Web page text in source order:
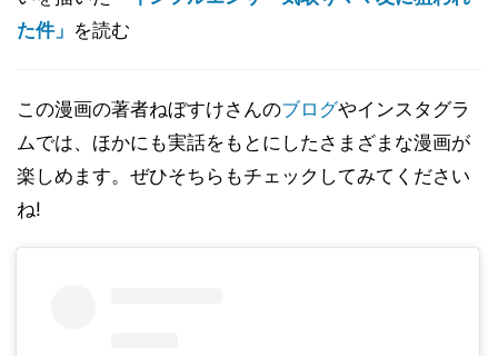
た件」 を読む
この漫画の著者ねぼすけさんのブログやインスタグラ
ムでは、ほかにも実話をもとにしたさまざまな漫画が
楽しめます。ぜひそちらもチェックしてみてください
ね!